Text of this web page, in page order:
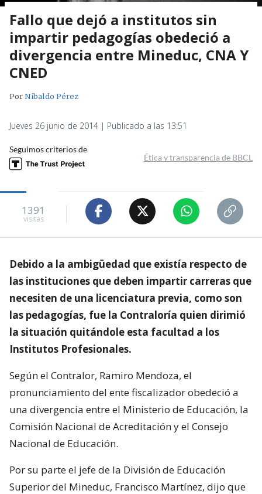
Fallo que dejó a institutos sin
impartir pedagogías obedeció a
divergencia entre Mineduc, CNA Y
CNED
PorNibaldo Pérez
Jueves 26 junio de 2014 | Publicado a las 13:51
Seguimos criterios de
Ética y transparencia de BBCL
1391
visitas
Debido a la ambigüedad que existía respecto de
las instituciones que deben impartir carreras que
necesiten de una licenciatura previa, como son
las pedagogías, fue la Contraloría quien dirimió
la situación quitándole esta facultad a los
Institutos Profesionales.
Según el Contralor, Ramiro Mendoza, el
pronunciamiento del ente fiscalizador obedeció a
una divergencia entre el Ministerio de Educación, la
Comisión Nacional de Acreditación y el Consejo
Nacional de Educación.
Por su parte el jefe de la División de Educación
Superior del Mineduc, Francisco Martínez, dijo que